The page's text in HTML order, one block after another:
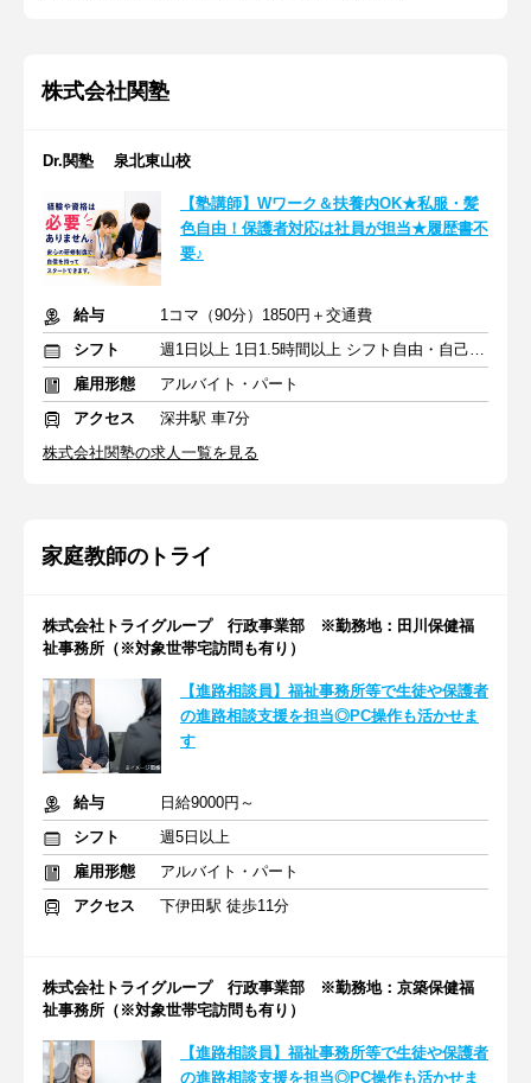
株式会社関塾
Dr.関塾 泉北東山校
【塾講師】Wワーク＆扶養内OK★私服・髪
色自由！保護者対応は社員が担当★履歴書不
要♪
給与
1コマ（90分）1850円＋交通費
シフト
週1日以上 1日1.5時間以上 シフト自由・自己申告
雇用形態
アルバイト・パート
アクセス
深井駅 車7分
株式会社関塾の求人一覧を見る
家庭教師のトライ
株式会社トライグループ 行政事業部 ※勤務地：田川保健福
祉事務所（※対象世帯宅訪問も有り）
【進路相談員】福祉事務所等で生徒や保護者
の進路相談支援を担当◎PC操作も活かせま
す
給与
日給9000円～
シフト
週5日以上
雇用形態
アルバイト・パート
アクセス
下伊田駅 徒歩11分
株式会社トライグループ 行政事業部 ※勤務地：京築保健福
祉事務所（※対象世帯宅訪問も有り）
【進路相談員】福祉事務所等で生徒や保護者
の進路相談支援を担当◎PC操作も活かせま